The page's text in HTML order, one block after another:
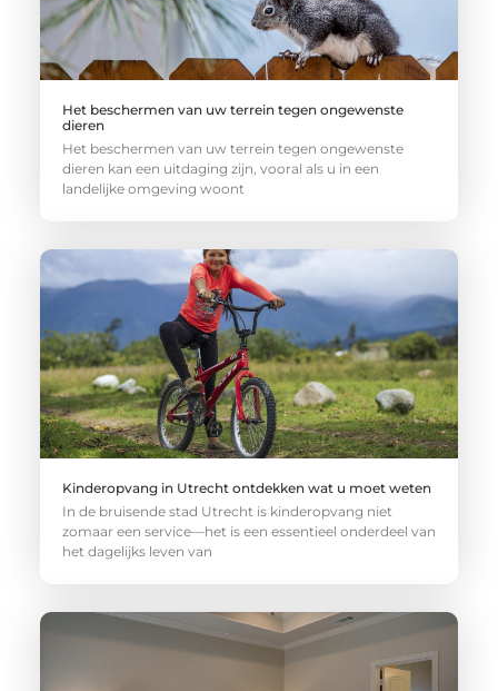
Het beschermen van uw terrein tegen ongewenste
dieren
Het beschermen van uw terrein tegen ongewenste
dieren kan een uitdaging zijn, vooral als u in een
landelijke omgeving woont
Kinderopvang in Utrecht ontdekken wat u moet weten
In de bruisende stad Utrecht is kinderopvang niet
zomaar een service—het is een essentieel onderdeel van
het dagelijks leven van